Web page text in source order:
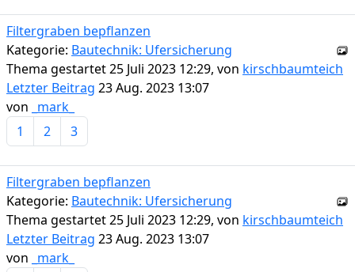
Filtergraben bepflanzen
Kategorie: Bautechnik: Ufersicherung
Thema gestartet 25 Juli 2023 12:29, von kirschbaumteich
Letzter Beitrag 23 Aug. 2023 13:07
von _mark_
1
2 3
Filtergraben bepflanzen
Kategorie: Bautechnik: Ufersicherung
Thema gestartet 25 Juli 2023 12:29, von kirschbaumteich
Letzter Beitrag 23 Aug. 2023 13:07
von _mark_